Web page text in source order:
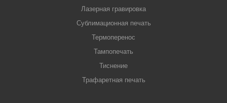
Лазерная гравировка
Сублимационная печать
Термоперенос
Тампопечать
Тиснение
Трафаретная печать